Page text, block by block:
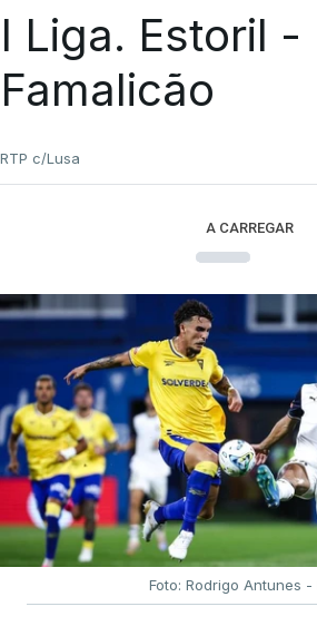
I Liga. Estoril -
Famalicão
RTP c/Lusa
A CARREGAR
Foto: Rodrigo Antunes -